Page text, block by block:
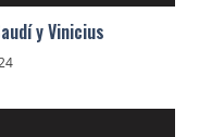
y Vinicius